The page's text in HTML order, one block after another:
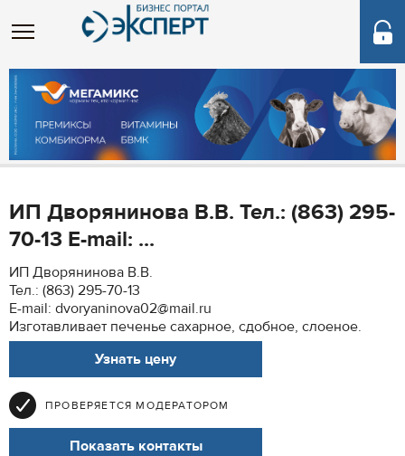
ИП Дворянинова В.В. Тел.: (863) 295-
70-13 E-mail: ...
ИП Дворянинова В.В.
Тел.: (863) 295-70-13
E-mail: dvoryaninova02@mail.ru
Изготавливает печенье сахарное, сдобное, слоеное.
Узнать цену
ПРОВЕРЯЕТСЯ МОДЕРАТОРОМ
Показать контакты